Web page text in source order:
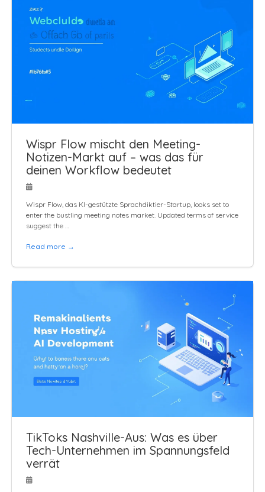
Wispr Flow mischt den Meeting-
Notizen-Markt auf – was das für
deinen Workflow bedeutet
Wispr Flow, das KI-gestützte Sprachdiktier-Startup, looks set to
enter the bustling meeting notes market. Updated terms of service
suggest the …
Read more →
TikToks Nashville-Aus: Was es über
Tech-Unternehmen im Spannungsfeld
verrät